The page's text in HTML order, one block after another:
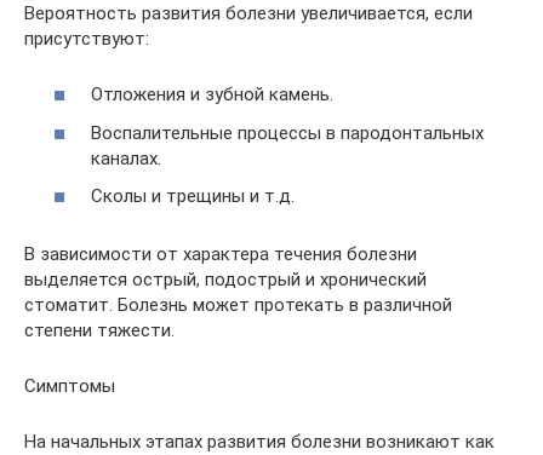
Вероятность развития болезни увеличивается, если
присутствуют:
Отложения и зубной камень.
Воспалительные процессы в пародонтальных
каналах.
Сколы и трещины и т.д.
В зависимости от характера течения болезни
выделяется острый, подострый и хронический
стоматит. Болезнь может протекать в различной
степени тяжести.
Симптомы
На начальных этапах развития болезни возникают как